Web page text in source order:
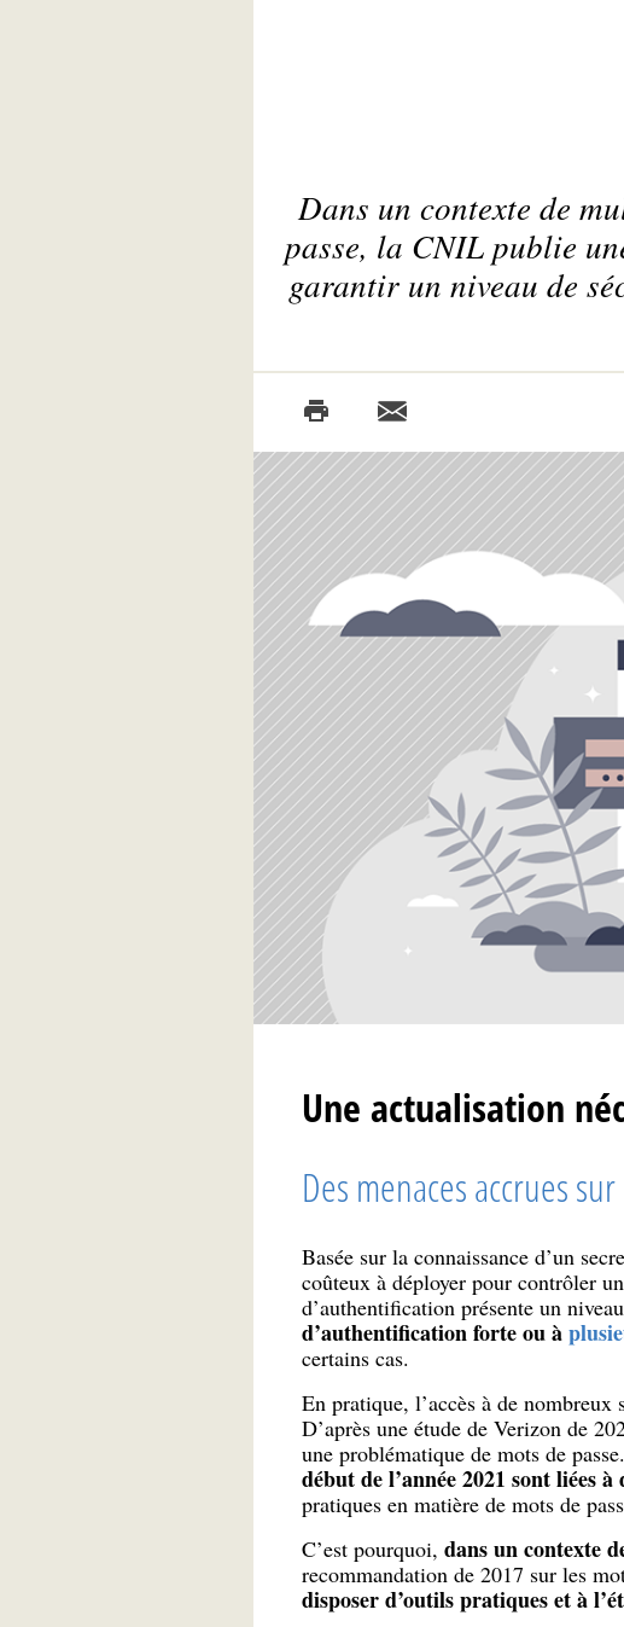
Dans un contexte de
passe, la CNIL publie
garantir un niveau de
Une actualisation
Des menaces accrues
Basée sur la connaissance d’un
coûteux à déployer pour contrôler
d’authentification présente un
d’authentification forte ou à
certains cas.
En pratique, l’accès à de
D’après une étude de Verizon de
une problématique de mots de passe.
début de l’année 2021 sont liées
pratiques en matière de mots de
C’est pourquoi, dans un contexte
recommandation de 2017 sur les
disposer d’outils pratiques et à